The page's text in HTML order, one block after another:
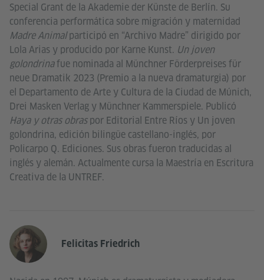
Special Grant de la Akademie der Künste de Berlín. Su
conferencia performática sobre migración y maternidad
Madre Animalparticipó en “Archivo Madre” dirigido por
Lola Arias y producido por Karne Kunst. Un joven
golondrinafue nominada al Münchner Förderpreises für
neue Dramatik 2023 (Premio a la nueva dramaturgia) por
el Departamento de Arte y Cultura de la Ciudad de Múnich,
Drei Masken Verlag y Münchner Kammerspiele. Publicó
Haya y otras obraspor Editorial Entre Ríos y Un joven
golondrina, edición bilingüe castellano-inglés, por
Policarpo Q. Ediciones. Sus obras fueron traducidas al
inglés y alemán. Actualmente cursa la Maestría en Escritura
Creativa de la UNTREF.
Felicitas Friedrich